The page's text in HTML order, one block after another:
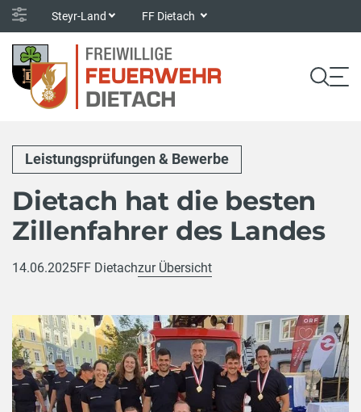
Steyr-Land FF Dietach
Leistungsprüfungen & Bewerbe
Dietach hat die besten
Zillenfahrer des Landes
14.06.2025FF Dietachzur Übersicht